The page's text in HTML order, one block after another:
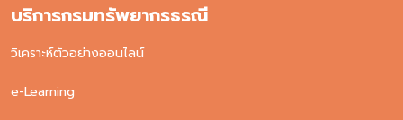
บริการกรมทรัพยากรธรณี
วิเคราะห์ตัวอย่างออนไลน์
e-Learning